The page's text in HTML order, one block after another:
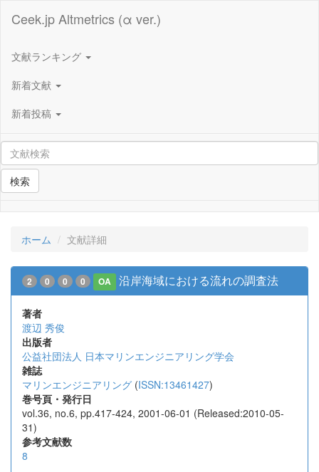
Ceek.jp Altmetrics (α ver.)
文献ランキング
新着文献
新着投稿
検索
ホーム 文献詳細
2 0 0 0 OA 沿岸海域における流れの調査法
著者
渡辺 秀俊
出版者
公益社団法人 日本マリンエンジニアリング学会
雑誌
マリンエンジニアリング (ISSN:13461427)
巻号頁・発行日
vol.36, no.6, pp.417-424, 2001-06-01 (Released:2010-05-
31)
参考文献数
8